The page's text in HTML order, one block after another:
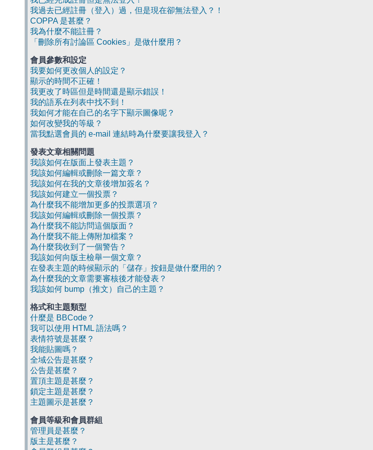
我過去已經註冊（登入）過，但是現在卻無法登入？！
COPPA 是甚麼？
我為什麼不能註冊？
「刪除所有討論區 Cookies」是做什麼用？
會員參數和設定
我要如何更改個人的設定？
顯示的時間不正確！
我更改了時區但是時間還是顯示錯誤！
我的語系在列表中找不到！
我如何才能在自己的名字下顯示圖像呢？
如何改變我的等級？
當我點選會員的 e-mail 連結時為什麼要讓我登入？
發表文章相關問題
我該如何在版面上發表主題？
我該如何編輯或刪除一篇文章？
我該如何在我的文章後增加簽名？
我該如何建立一個投票？
為什麼我不能增加更多的投票選項？
我該如何編輯或刪除一個投票？
為什麼我不能訪問這個版面？
為什麼我不能上傳附加檔案？
為什麼我收到了一個警告？
我該如何向版主檢舉一個文章？
在發表主題的時候顯示的「儲存」按鈕是做什麼用的？
為什麼我的文章需要審核後才能發表？
我該如何 bump（推文）自己的主題？
格式和主題類型
什麼是 BBCode？
我可以使用 HTML 語法嗎？
表情符號是甚麼？
我能貼圖嗎？
全域公告是甚麼？
公告是甚麼？
置頂主題是甚麼？
鎖定主題是甚麼？
主題圖示是甚麼？
會員等級和會員群組
管理員是甚麼？
版主是甚麼？